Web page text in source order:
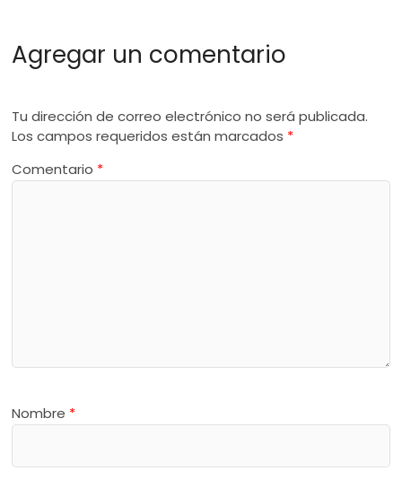
Agregar un comentario
Tu dirección de correo electrónico no será publicada.
Los campos requeridos están marcados *
Comentario *
Nombre *